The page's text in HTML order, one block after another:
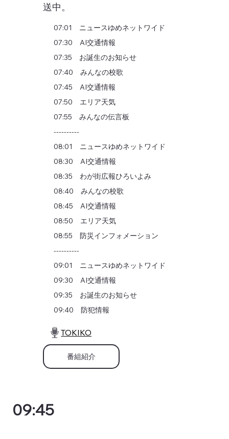
送中。
07:01 ニュースゆめネットワイド
07:30 AI交通情報
07:35 お誕生のお知らせ
07:40 みんなの校歌
07:45 AI交通情報
07:50 エリア天気
07:55 みんなの伝言板
----------
08:01 ニュースゆめネットワイド
08:30 AI交通情報
08:35 わが街広報ひろいよみ
08:40 みんなの校歌
08:45 AI交通情報
08:50 エリア天気
08:55 防災インフォメーション
----------
09:01 ニュースゆめネットワイド
09:30 AI交通情報
09:35 お誕生のお知らせ
09:40 防犯情報
TOKIKO
番組紹介
09:45